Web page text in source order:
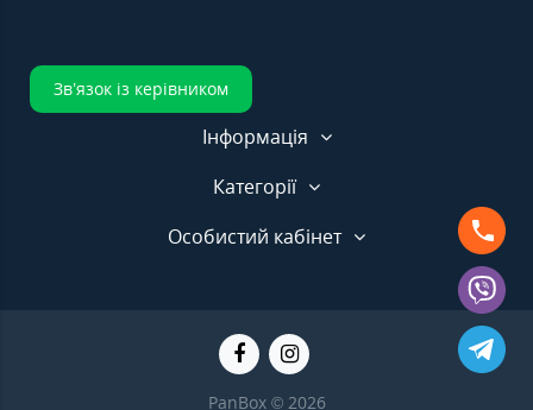
Зв’язок із керівником
Інформація
Категорії
Особистий кабінет
PanBox © 2026